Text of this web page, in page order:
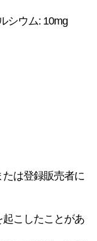
シウム: 10mg
は登録販売者に
起こしたことがあ